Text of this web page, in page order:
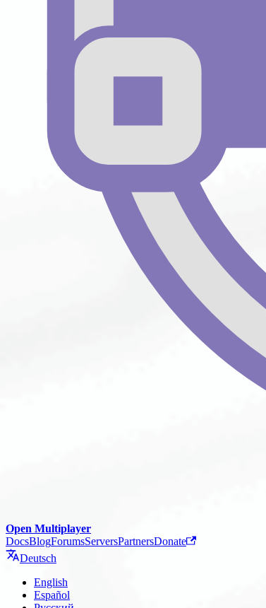
Open Multiplayer
DocsBlogForumsServersPartnersDonate
Deutsch
English
Español